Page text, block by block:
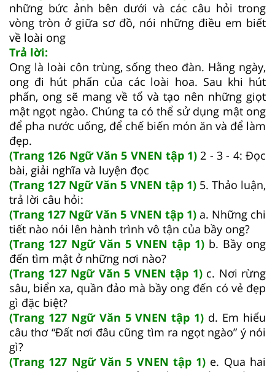
những bức ảnh bên dưới và các câu hỏi trong
vòng tròn ở giữa sơ đồ, nói những điều em biết
về loài ong
Trả lời:
Ong là loài côn trùng, sống theo đàn. Hằng ngày,
ong đi hút phấn của các loài hoa. Sau khi hút
phấn, ong sẽ mang về tổ và tạo nên những giọt
mật ngọt ngào. Chúng ta có thể sử dụng mật ong
để pha nước uống, để chế biến món ăn và để làm
đẹp.
(Trang 126 Ngữ Văn 5 VNEN tập 1) 2 - 3 - 4: Đọc
bài, giải nghĩa và luyện đọc
(Trang 127 Ngữ Văn 5 VNEN tập 1)5. Thảo luận,
trả lời câu hỏi:
(Trang 127 Ngữ Văn 5 VNEN tập 1)a. Những chi
tiết nào nói lên hành trình vô tận của bầy ong?
(Trang 127 Ngữ Văn 5 VNEN tập 1) b. Bầy ong
đến tìm mật ở những nơi nào?
(Trang 127 Ngữ Văn 5 VNEN tập 1)c. Nơi rừng
sâu, biển xa, quần đảo mà bầy ong đến có vẻ đẹp
gì đặc biệt?
(Trang 127 Ngữ Văn 5 VNEN tập 1) d. Em hiểu
câu thơ “Đất nơi đâu cũng tìm ra ngọt ngào” ý nói
gì?
(Trang 127 Ngữ Văn 5 VNEN tập 1) e. Qua hai